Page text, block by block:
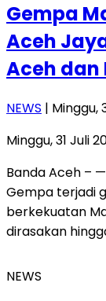
Gempa
Aceh
Aceh dan
NEWS | Minggu,
Minggu, 31 Juli
Banda Aceh –
Gempa terjadi
berkekuatan
dirasakan
NEWS